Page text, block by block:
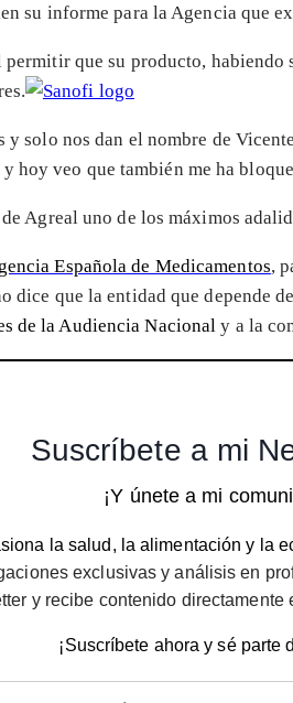
su informe para la Agencia que
que su producto,
solo nos dan el nombre de
y hoy veo que también me ha
Agreal uno de los máximos
Española de Medicamentos,
que la entidad que depende
de la Audiencia Nacional y a la
Suscríbete a mi
¡Y únete a mi
la salud, la alimentación y la
exclusivas y análisis en
y recibe contenido directamente
¡Suscríbete ahora y sé parte